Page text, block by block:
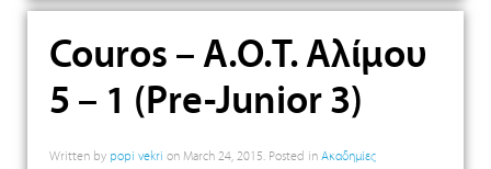
Couros – Α.Ο.Τ. Αλίμου
5 – 1 (Pre-Junior 3)
Written by popi vekri on March 24, 2015. Posted in Ακαδημίες